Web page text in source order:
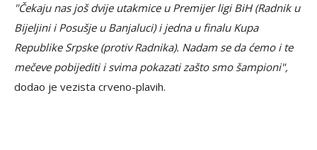
"Čekaju nas još dvije utakmice u Premijer ligi BiH (Radnik u
Bijeljini i Posušje u Banjaluci) i jedna u finalu Kupa
Republike Srpske (protiv Radnika). Nadam se da ćemo i te
mečeve pobijediti i svima pokazati zašto smo šampioni",
dodao je vezista crveno-plavih.